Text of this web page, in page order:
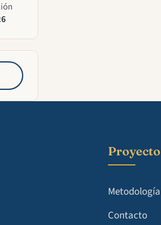
Proyecto
Metodología
Contacto